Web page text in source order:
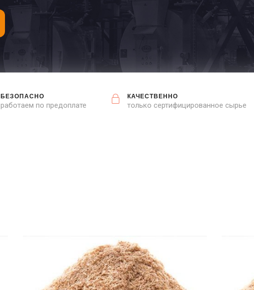
БЕЗОПАСНО
работаем по предоплате
КАЧЕСТВЕННО
только сертифицированное сырье